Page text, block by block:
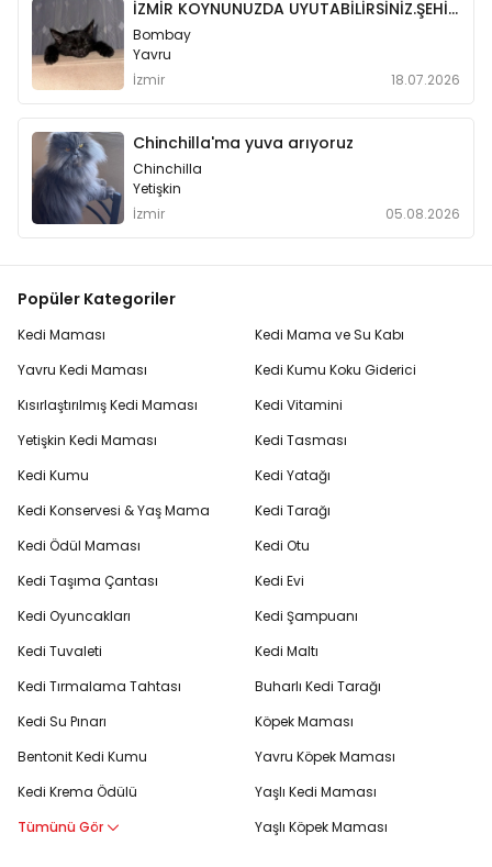
İZMİR KOYNUNUZDA UYUTABİLİRSİNİZ.ŞEHİRDIŞI İŞ SEBEBİYLE MECBURİYETTEN
Bombay
Yavru
İzmir
18.07.2026
Chinchilla'ma yuva arıyoruz
Chinchilla
Yetişkin
İzmir
05.08.2026
Popüler Kategoriler
Kedi Maması
Yavru Kedi Maması
Kısırlaştırılmış Kedi Maması
Yetişkin Kedi Maması
Kedi Kumu
Kedi Konservesi & Yaş Mama
Kedi Ödül Maması
Kedi Taşıma Çantası
Kedi Oyuncakları
Kedi Tuvaleti
Kedi Tırmalama Tahtası
Kedi Su Pınarı
Bentonit Kedi Kumu
Kedi Krema Ödülü
Tümünü Gör
Kedi Mama ve Su Kabı
Kedi Kumu Koku Giderici
Kedi Vitamini
Kedi Tasması
Kedi Yatağı
Kedi Tarağı
Kedi Otu
Kedi Evi
Kedi Şampuanı
Kedi Maltı
Buharlı Kedi Tarağı
Köpek Maması
Yavru Köpek Maması
Yaşlı Kedi Maması
Yaşlı Köpek Maması